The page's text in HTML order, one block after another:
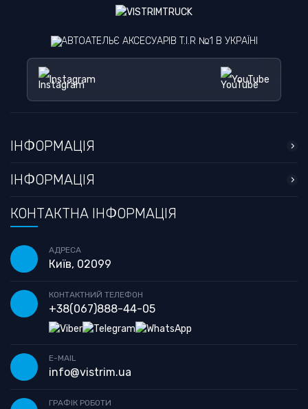
АВТОАТЕЛЬЄ АКСЕСУАРІВ T.I.R №1 В УКРАЇНІ
Instagram YouTube
ІНФОРМАЦІЯ
ІНФОРМАЦІЯ
КОНТАКТНА ІНФОРМАЦІЯ
АДРЕСА
Київ, 02099
КОНТАКТНИЙ ТЕЛЕФОН
+38(067)888-44-05
E-MAIL
info@vistrim.ua
ГРАФІК РОБОТИ